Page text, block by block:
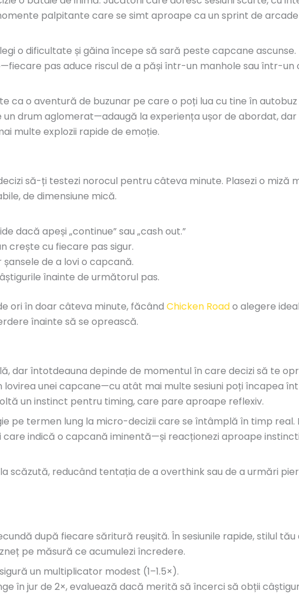
palpitante care se simt aproape ca un sprint de
o dificultate și găina începe să sară peste capcane
pas aduce riscul de a păși într-un manhole sau într-
ca o aventură de buzunar pe care o poți lua cu tine în
drum aglomerat—adaugă la experiența ușor de abordat, dar
multe explozii rapide de emoție.
să-ți testezi norocul pentru câteva minute. Plasezi o miză
de dimensiune mică.
dacă apeși „continue” sau „cash out.”
crește cu fiecare pas sigur.
de a lovi o capcană.
înainte de următorul pas.
ori în doar câteva minute, făcând Chicken Roado alegere
înainte să se oprească.
dar întotdeauna depinde de momentul în care decizi să te
unei capcane—cu atât mai multe sesiuni poți încapea
un instinct pentru timing, care pare aproape reflexiv.
pe termen lung la micro-decizii care se întâmplă în timp real.
indică o capcană iminentă—și reacționezi aproape
scăzută, reducând tentația de a overthink sau de a urmări
după fiecare săritură reușită. În sesiunile rapide, stilul tău
pe măsură ce acumulezi încredere.
un multiplicator modest (1–1.5×).
în jur de 2×, evaluează dacă merită să încerci să obții